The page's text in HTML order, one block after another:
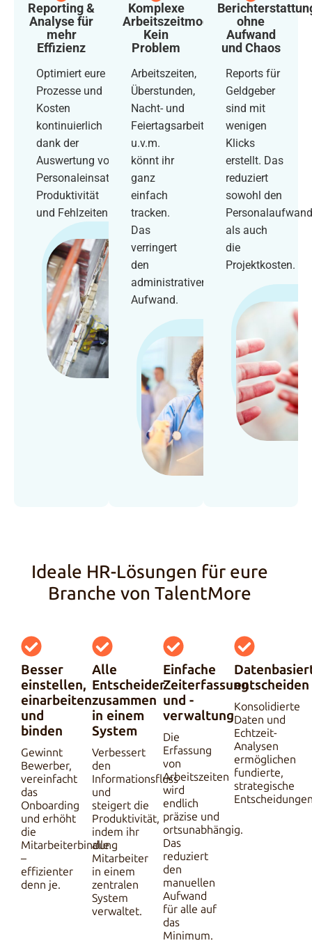
Reporting &
Analyse für
mehr
Effizienz
Optimiert eure
Prozesse und
Kosten
kontinuierlich
dank der
Auswertung von
Personaleinsatz,
Produktivität
und Fehlzeiten.
Komplexe
Arbeitszeitmodelle?
Kein
Problem
Arbeitszeiten,
Überstunden,
Nacht- und
Feiertagsarbeit
u.v.m.
könnt ihr
ganz
einfach
tracken.
Das
verringert
den
administrativen
Aufwand.
ohne
Aufwand
und Chaos
Reports für
Geldgeber
sind mit
wenigen
Klicks
erstellt. Das
reduziert
sowohl den
als auch
die
Projektkosten.
Ideale HR-Lösungen für eure
Branche von TalentMore
Besser
einstellen,
einarbeiten
und
binden
Gewinnt
Bewerber,
vereinfacht
das
Onboarding
und erhöht
die
Mitarbeiterbindung
–
effizienter
denn je.
Alle
Entscheider
zusammen
in einem
System
Verbessert
den
Informationsfluss
und
steigert die
Produktivität,
indem ihr
alle
Mitarbeiter
in einem
zentralen
System
verwaltet.
Einfache
Zeiterfassung
und -
verwaltung
Die
Erfassung
von
Arbeitszeiten
wird
endlich
präzise und
ortsunabhängig.
Das
reduziert
den
manuellen
Aufwand
für alle auf
das
Minimum.
entscheiden
Konsolidierte
Daten und
Echtzeit-
Analysen
ermöglichen
fundierte,
strategische